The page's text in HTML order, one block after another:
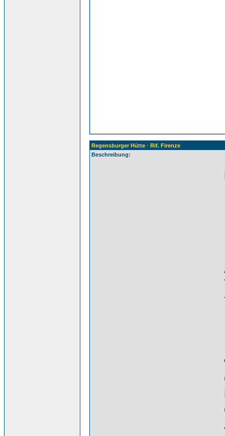
Regensburger Hütte · Rif. Firenze
Beschreibung: